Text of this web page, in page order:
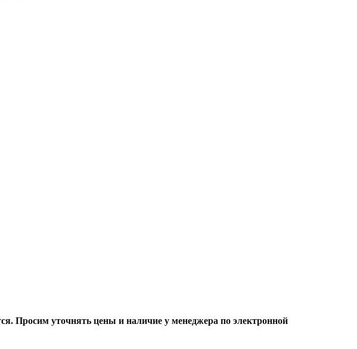
Просим уточнять цены и наличие у менеджера по электронной